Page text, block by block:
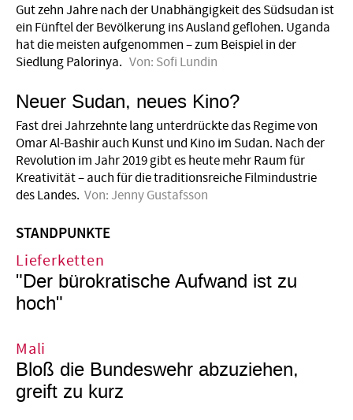
Gut zehn Jahre nach der Unabhängigkeit des Süd­sudan ist
ein Fünftel der Bevölkerung ins Ausland geflohen. Uganda
hat die meisten aufge­nommen – zum Beispiel in der
Siedlung Palorinya. Von: Sofi Lundin
Neuer Sudan, neues Kino?
Fast drei Jahrzehnte lang unterdrückte das Regime von
Omar Al-Bashir auch Kunst und Kino im Sudan. Nach der
Revolution im Jahr 2019 gibt es heute mehr Raum für
Kreativität – auch für die traditionsreiche Filmindustrie
des Landes. Von:Jenny Gustafsson
STANDPUNKTE
Lieferketten
"Der bürokratische Aufwand ist zu
hoch"
Mali
Bloß die Bundeswehr abzuziehen,
greift zu kurz